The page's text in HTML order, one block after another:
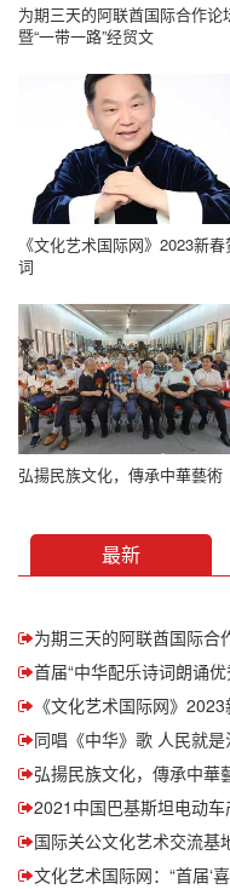
为期三天的阿联酋国际合作论
暨“一带一路”经贸文
《文化艺术国际网》2023新春
词
弘揚民族文化，傳承中華藝術
最新
为期三天的阿联酋国际合
首届“中华配乐诗词朗诵
《文化艺术国际网》
同唱《中华》歌 人民就是
弘揚民族文化，傳承中華
2021中国巴基斯坦电动
国际关公文化艺术交流基
文化艺术国际网：“首届‘喜善杯’全球新时代大众最喜